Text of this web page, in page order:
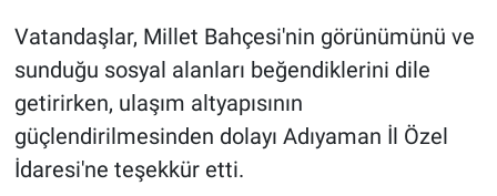
Vatandaşlar, Millet Bahçesi'nin görünümünü ve
sunduğu sosyal alanları beğendiklerini dile
getirirken, ulaşım altyapısının
güçlendirilmesinden dolayı Adıyaman İl Özel
İdaresi'ne teşekkür etti.